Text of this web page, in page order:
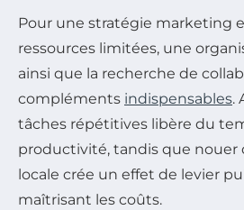
Pour une stratégie marketing
ressources limitées, une
ainsi que la recherche de
compléments indispensables.
tâches répétitives libère du
productivité, tandis que nouer
locale crée un effet de levier
maîtrisant les coûts.